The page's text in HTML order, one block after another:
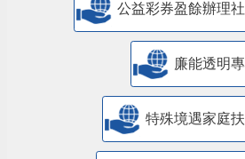
公益彩券盈餘辦理
廉能透明
特殊境遇家庭